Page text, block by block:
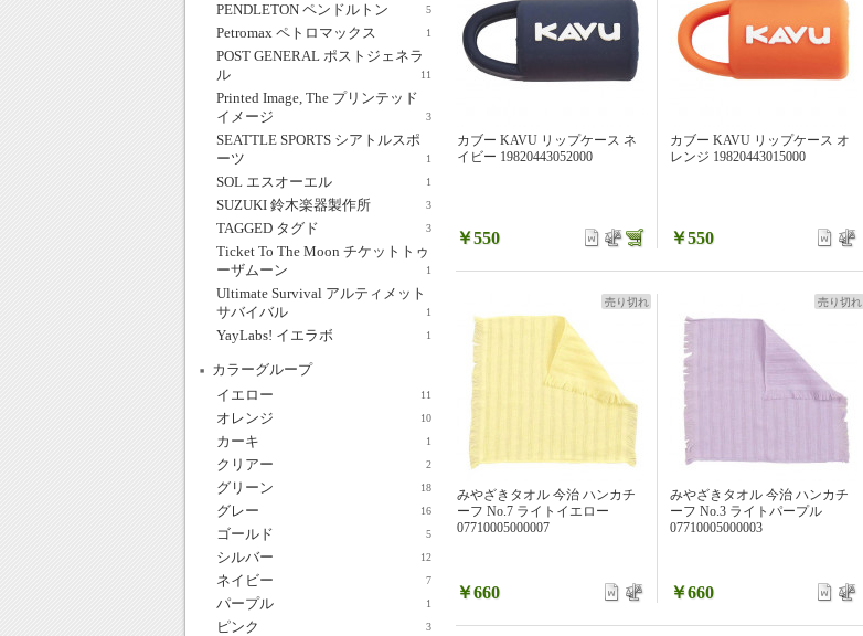
カブー KAVU リップケース ネ
イビー 19820443052000
￥550
カブー KAVU リップケース オ
レンジ 19820443015000
￥550
みやざきタオル 今治 ハンカチ
ーフ No.7 ライトイエロー
07710005000007
￥660
売り切れ
みやざきタオル 今治 ハンカチ
ーフ No.3 ライトパープル
07710005000003
￥660
売り切れ
PENDLETON ペンドルトン 5
Petromax ペトロマックス 1
POST GENERAL ポストジェネラ
ル
11
Printed Image, The プリンテッド
イメージ
3
SEATTLE SPORTS シアトルスポ
ーツ
1
SOL エスオーエル 1
SUZUKI 鈴木楽器製作所 3
TAGGED タグド 3
Ticket To The Moon チケットトゥ
ーザムーン
1
Ultimate Survival アルティメット
サバイバル
1
YayLabs! イエラボ 1
カラーグループ
イエロー
11
オレンジ 10
カーキ 1
クリアー 2
グリーン 18
グレー 16
ゴールド 5
シルバー 12
ネイビー 7
パープル 1
ピンク 3